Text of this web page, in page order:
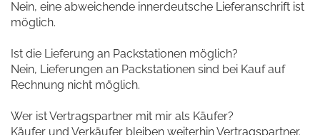
Nein, eine abweichende innerdeutsche Lieferanschrift ist
möglich.
Ist die Lieferung an Packstationen möglich?
Nein, Lieferungen an Packstationen sind bei Kauf auf
Rechnung nicht möglich.
Wer ist Vertragspartner mit mir als Käufer?
Käufer und Verkäufer bleiben weiterhin Vertragspartner.